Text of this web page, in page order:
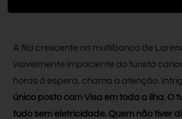
A fila crescente no multibanco de
visivelmente impaciente do turista
horas à espera, chama a atenção.
único posto com Visa em toda a ilha. O
tudo sem eletricidade. Quem não tiver